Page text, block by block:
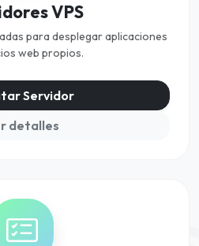
VPS
para desplegar aplicaciones
web propios.
Servidor
detalles